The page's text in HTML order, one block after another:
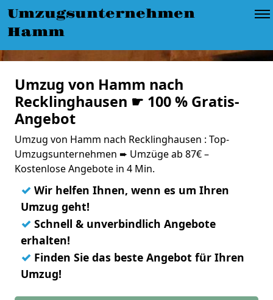
Umzugsunternehmen
Hamm
Umzug von Hamm nach
Recklinghausen ☛ 100 % Gratis-
Angebot
Umzug von Hamm nach Recklinghausen : Top-
Umzugsunternehmen ➨ Umzüge ab 87€ –
Kostenlose Angebote in 4 Min.
✓ Wir helfen Ihnen, wenn es um Ihren
Umzug geht!
✓ Schnell & unverbindlich Angebote
erhalten!
✓ Finden Sie das beste Angebot für Ihren
Umzug!